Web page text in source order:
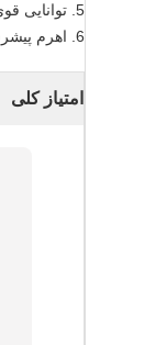
5. توانایی قوی در توسعه و کنترل کیفیت.
6. اهرم پیشرفته بین المللی فن آوری است.
امتیاز کلی